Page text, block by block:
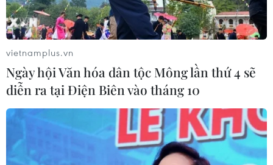
vietnamplus.vn
Ngày hội Văn hóa dân tộc Mông lần thứ 4 sẽ
diễn ra tại Điện Biên vào tháng 10